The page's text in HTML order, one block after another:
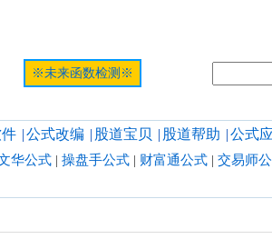
※未来函数检测※
|公式改编 | 股道宝贝 | 股道帮助 |公式
华公式 | 操盘手公式 | 财富通公式 | 交易师